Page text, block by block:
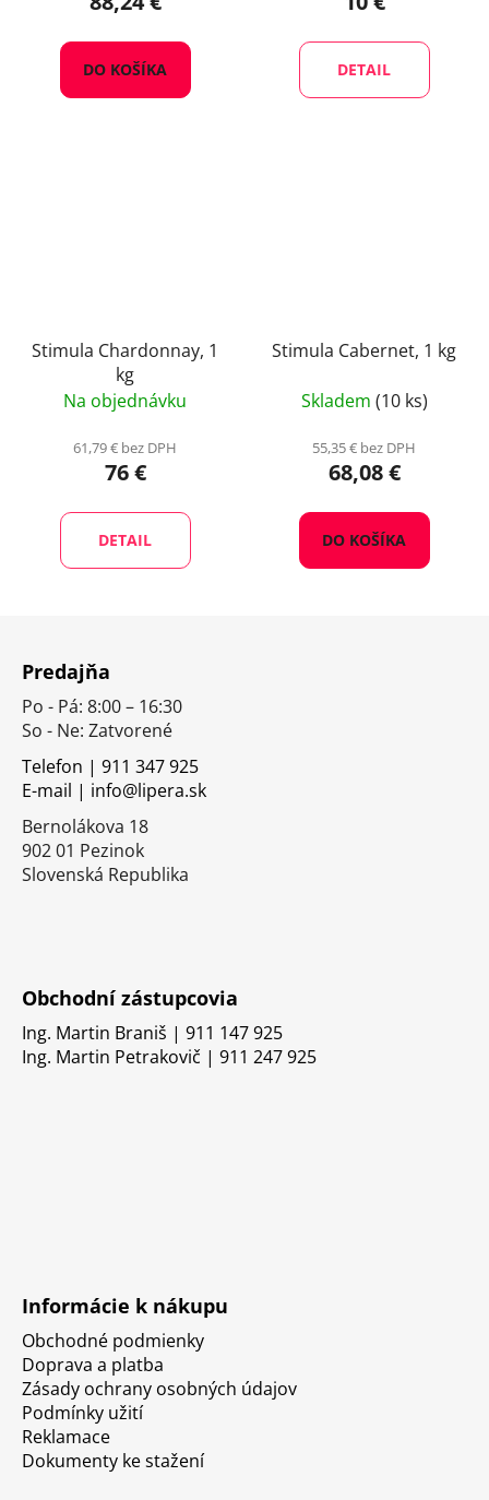
DO KOŠÍKA DETAIL
Stimula Chardonnay, 1
kg
Na objednávku
61,79 € bez DPH
76 €
DETAIL
Stimula Cabernet, 1 kg
Skladem (10 ks)
55,35 € bez DPH
68,08 €
DO KOŠÍKA
Predajňa
Po - Pá: 8:00 – 16:30
So - Ne: Zatvorené
Telefon | 911 347 925
E-mail | info@lipera.sk
Bernolákova 18
902 01 Pezinok
Slovenská Republika
Obchodní zástupcovia
Ing. Martin Braniš | 911 147 925
Ing. Martin Petrakovič | 911 247 925
Informácie k nákupu
Obchodné podmienky
Doprava a platba
Zásady ochrany osobných údajov
Podmínky užití
Reklamace
Dokumenty ke stažení